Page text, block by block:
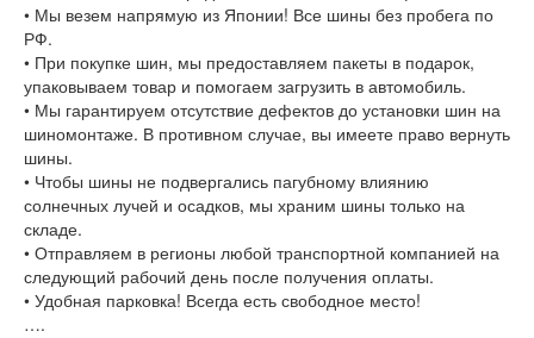
• Мы везем напрямую из Японии! Все шины без пробега по
РФ.
• При покупке шин, мы предоставляем пакеты в подарок,
упаковываем товар и помогаем загрузить в автомобиль.
• Мы гарантируем отсутствие дефектов до установки шин на
шиномонтаже. В противном случае, вы имеете право вернуть
шины.
• Чтобы шины не подвергались пагубному влиянию
солнечных лучей и осадков, мы храним шины только на
складе.
• Отправляем в регионы любой транспортной компанией на
следующий рабочий день после получения оплаты.
• Удобная парковка! Всегда есть свободное место!
….